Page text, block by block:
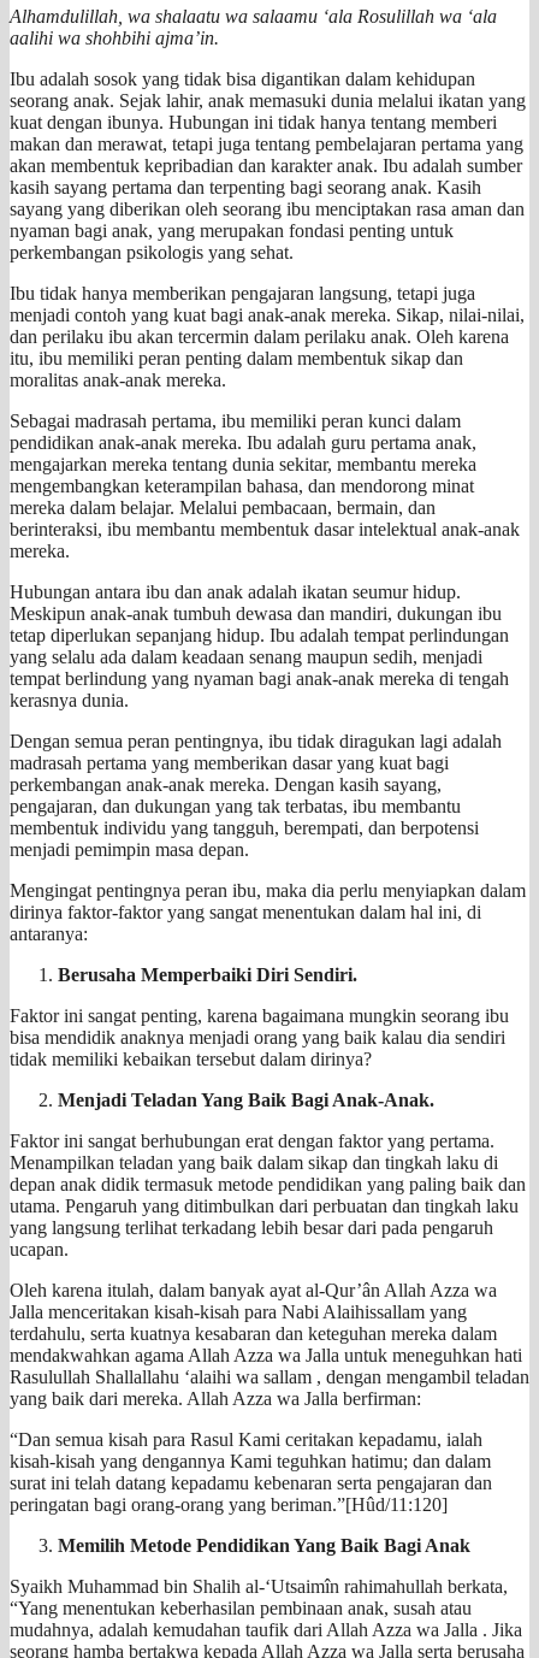
Alhamdulillah, wa shalaatu wa salaamu ‘ala Rosulillah wa ‘ala
aalihi wa shohbihi ajma’in.
Ibu adalah sosok yang tidak bisa digantikan dalam kehidupan
seorang anak. Sejak lahir, anak memasuki dunia melalui ikatan yang
kuat dengan ibunya. Hubungan ini tidak hanya tentang memberi
makan dan merawat, tetapi juga tentang pembelajaran pertama yang
akan membentuk kepribadian dan karakter anak. Ibu adalah sumber
kasih sayang pertama dan terpenting bagi seorang anak. Kasih
sayang yang diberikan oleh seorang ibu menciptakan rasa aman dan
nyaman bagi anak, yang merupakan fondasi penting untuk
perkembangan psikologis yang sehat.
Ibu tidak hanya memberikan pengajaran langsung, tetapi juga
menjadi contoh yang kuat bagi anak-anak mereka. Sikap, nilai-nilai,
dan perilaku ibu akan tercermin dalam perilaku anak. Oleh karena
itu, ibu memiliki peran penting dalam membentuk sikap dan
moralitas anak-anak mereka.
Sebagai madrasah pertama, ibu memiliki peran kunci dalam
pendidikan anak-anak mereka. Ibu adalah guru pertama anak,
mengajarkan mereka tentang dunia sekitar, membantu mereka
mengembangkan keterampilan bahasa, dan mendorong minat
mereka dalam belajar. Melalui pembacaan, bermain, dan
berinteraksi, ibu membantu membentuk dasar intelektual anak-anak
mereka.
Hubungan antara ibu dan anak adalah ikatan seumur hidup.
Meskipun anak-anak tumbuh dewasa dan mandiri, dukungan ibu
tetap diperlukan sepanjang hidup. Ibu adalah tempat perlindungan
yang selalu ada dalam keadaan senang maupun sedih, menjadi
tempat berlindung yang nyaman bagi anak-anak mereka di tengah
kerasnya dunia.
Dengan semua peran pentingnya, ibu tidak diragukan lagi adalah
madrasah pertama yang memberikan dasar yang kuat bagi
perkembangan anak-anak mereka. Dengan kasih sayang,
pengajaran, dan dukungan yang tak terbatas, ibu membantu
membentuk individu yang tangguh, berempati, dan berpotensi
menjadi pemimpin masa depan.
Mengingat pentingnya peran ibu, maka dia perlu menyiapkan dalam
dirinya faktor-faktor yang sangat menentukan dalam hal ini, di
antaranya:
Berusaha Memperbaiki Diri Sendiri.
Faktor ini sangat penting, karena bagaimana mungkin seorang ibu
bisa mendidik anaknya menjadi orang yang baik kalau dia sendiri
tidak memiliki kebaikan tersebut dalam dirinya?
Menjadi Teladan Yang Baik Bagi Anak-Anak.
Faktor ini sangat berhubungan erat dengan faktor yang pertama.
Menampilkan teladan yang baik dalam sikap dan tingkah laku di
depan anak didik termasuk metode pendidikan yang paling baik dan
utama. Pengaruh yang ditimbulkan dari perbuatan dan tingkah laku
yang langsung terlihat terkadang lebih besar dari pada pengaruh
ucapan.
Oleh karena itulah, dalam banyak ayat al-Qur’ân Allah Azza wa
Jalla menceritakan kisah-kisah para Nabi Alaihissallam yang
terdahulu, serta kuatnya kesabaran dan keteguhan mereka dalam
mendakwahkan agama Allah Azza wa Jalla untuk meneguhkan hati
Rasulullah Shallallahu ‘alaihi wa sallam , dengan mengambil teladan
yang baik dari mereka. Allah Azza wa Jalla berfirman:
“Dan semua kisah para Rasul Kami ceritakan kepadamu, ialah
kisah-kisah yang dengannya Kami teguhkan hatimu; dan dalam
surat ini telah datang kepadamu kebenaran serta pengajaran dan
peringatan bagi orang-orang yang beriman.”[Hûd/11:120]
Memilih Metode Pendidikan Yang Baik Bagi Anak
Syaikh Muhammad bin Shalih al-‘Utsaimîn rahimahullah berkata,
“Yang menentukan keberhasilan pembinaan anak, susah atau
mudahnya, adalah kemudahan taufik dari Allah Azza wa Jalla . Jika
seorang hamba bertakwa kepada Allah Azza wa Jalla serta berusaha